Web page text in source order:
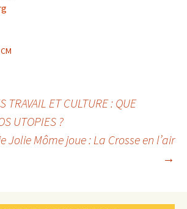
CM
TRAVAIL ET CULTURE : QUE
UTOPIES ?
Jolie Môme joue : La Crosse en l’air
→